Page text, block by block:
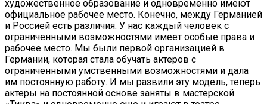
художественное образование и одновременно имеют
официальное рабочее место. Конечно, между Германией
и Россией есть различия. У нас каждый человек с
ограниченными возможностями имеет особые права и
рабочее место. Мы были первой организацией в
Германии, которая стала обучать актеров с
ограниченными умственными возможностями и дала
им постоянную работу. И мы развили эту модель, теперь
актеры на постоянной основе заняты в мастерской